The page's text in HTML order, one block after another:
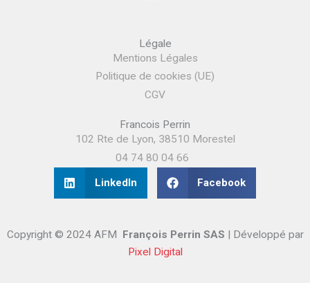
Légale
Mentions Légales
Politique de cookies (UE)
CGV
Francois Perrin
102 Rte de Lyon, 38510 Morestel
04 74 80 04 66
LinkedIn Facebook
Copyright © 2024 AFM François Perrin SAS | Développé par
Pixel Digital